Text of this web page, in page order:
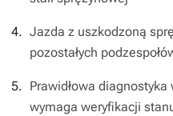
Jazda z uszkodzoną
pozostałych
Prawidłowa
wymaga weryfikacji